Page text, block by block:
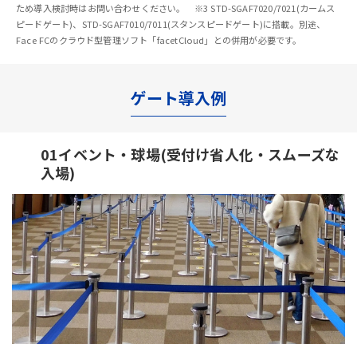
ため導入検討時はお問い合わせください。 ※3 STD-SGAF7020/7021(カームス
ピードゲート)、STD-SGAF7010/7011(スタンスピードゲート)に搭載。別途、
Face FCのクラウド型管理ソフト「facetCloud」との併用が必要です。
ゲート導入例
01イベント・球場(受付け省人化・スムーズな
入場)